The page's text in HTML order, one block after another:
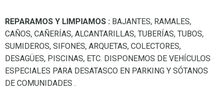
REPARAMOS Y LIMPIAMOS : BAJANTES, RAMALES,
CAÑOS, CAÑERÍAS, ALCANTARILLAS, TUBERÍAS, TUBOS,
SUMIDEROS, SIFONES, ARQUETAS, COLECTORES,
DESAGÜES, PISCINAS, ETC. DISPONEMOS DE VEHÍCULOS
ESPECIALES PARA DESATASCO EN PARKING Y SÓTANOS
DE COMUNIDADES .